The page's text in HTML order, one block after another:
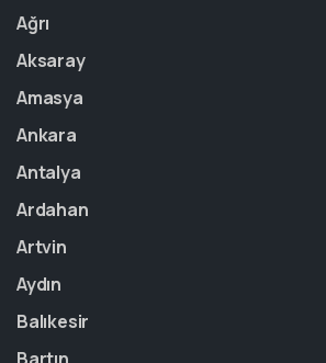
Ağrı
Aksaray
Amasya
Ankara
Antalya
Ardahan
Artvin
Aydın
Balıkesir